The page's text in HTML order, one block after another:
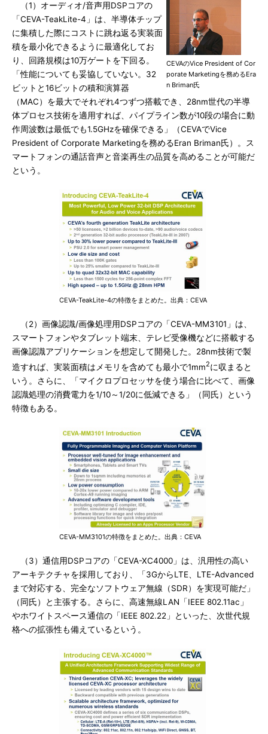
CEVAのVice President of Cor
porate Marketingを務めるEra
n Briman氏
（1）オーディオ/音声用DSPコアの
「CEVA-TeakLite-4」は、半導体チップ
に集積した際にコストに跳ね返る実装面
積を最小化できるように最適化してお
り、回路規模は10万ゲートを下回る。
「性能についても妥協していない。32
ビットと16ビットの積和演算器
（MAC）を最大でそれぞれ4つずつ搭載でき、28nm世代の半導
体プロセス技術を適用すれば、パイプライン数が10段の場合に動
作周波数は最低でも1.5GHzを確保できる」（CEVAでVice
President of Corporate Marketingを務めるEran Briman氏）。ス
マートフォンの通話音声と音楽再生の品質を高めることが可能だ
という。
CEVA-TeakLite-4の特徴をまとめた。出典：CEVA
（2）画像認識/画像処理用DSPコアの「CEVA-MM3101」は、
スマートフォンやタブレット端末、テレビ受像機などに搭載する
画像認識アプリケーションを想定して開発した。28nm技術で製
造すれば、実装面積はメモリを含めても最小で1mm2に収まると
いう。さらに、「マイクロプロセッサを使う場合に比べて、画像
認識処理の消費電力を1/10～1/20に低減できる」（同氏）という
特徴もある。
CEVA-MM3101の特徴をまとめた。出典：CEVA
（3）通信用DSPコアの「CEVA-XC4000」は、汎用性の高い
アーキテクチャを採用しており、「3GからLTE、LTE-Advanced
まで対応する、完全なソフトウェア無線（SDR）を実現可能だ」
（同氏）と主張する。さらに、高速無線LAN「IEEE 802.11ac」
やホワイトスペース通信の「IEEE 802.22」といった、次世代規
格への拡張性も備えているという。